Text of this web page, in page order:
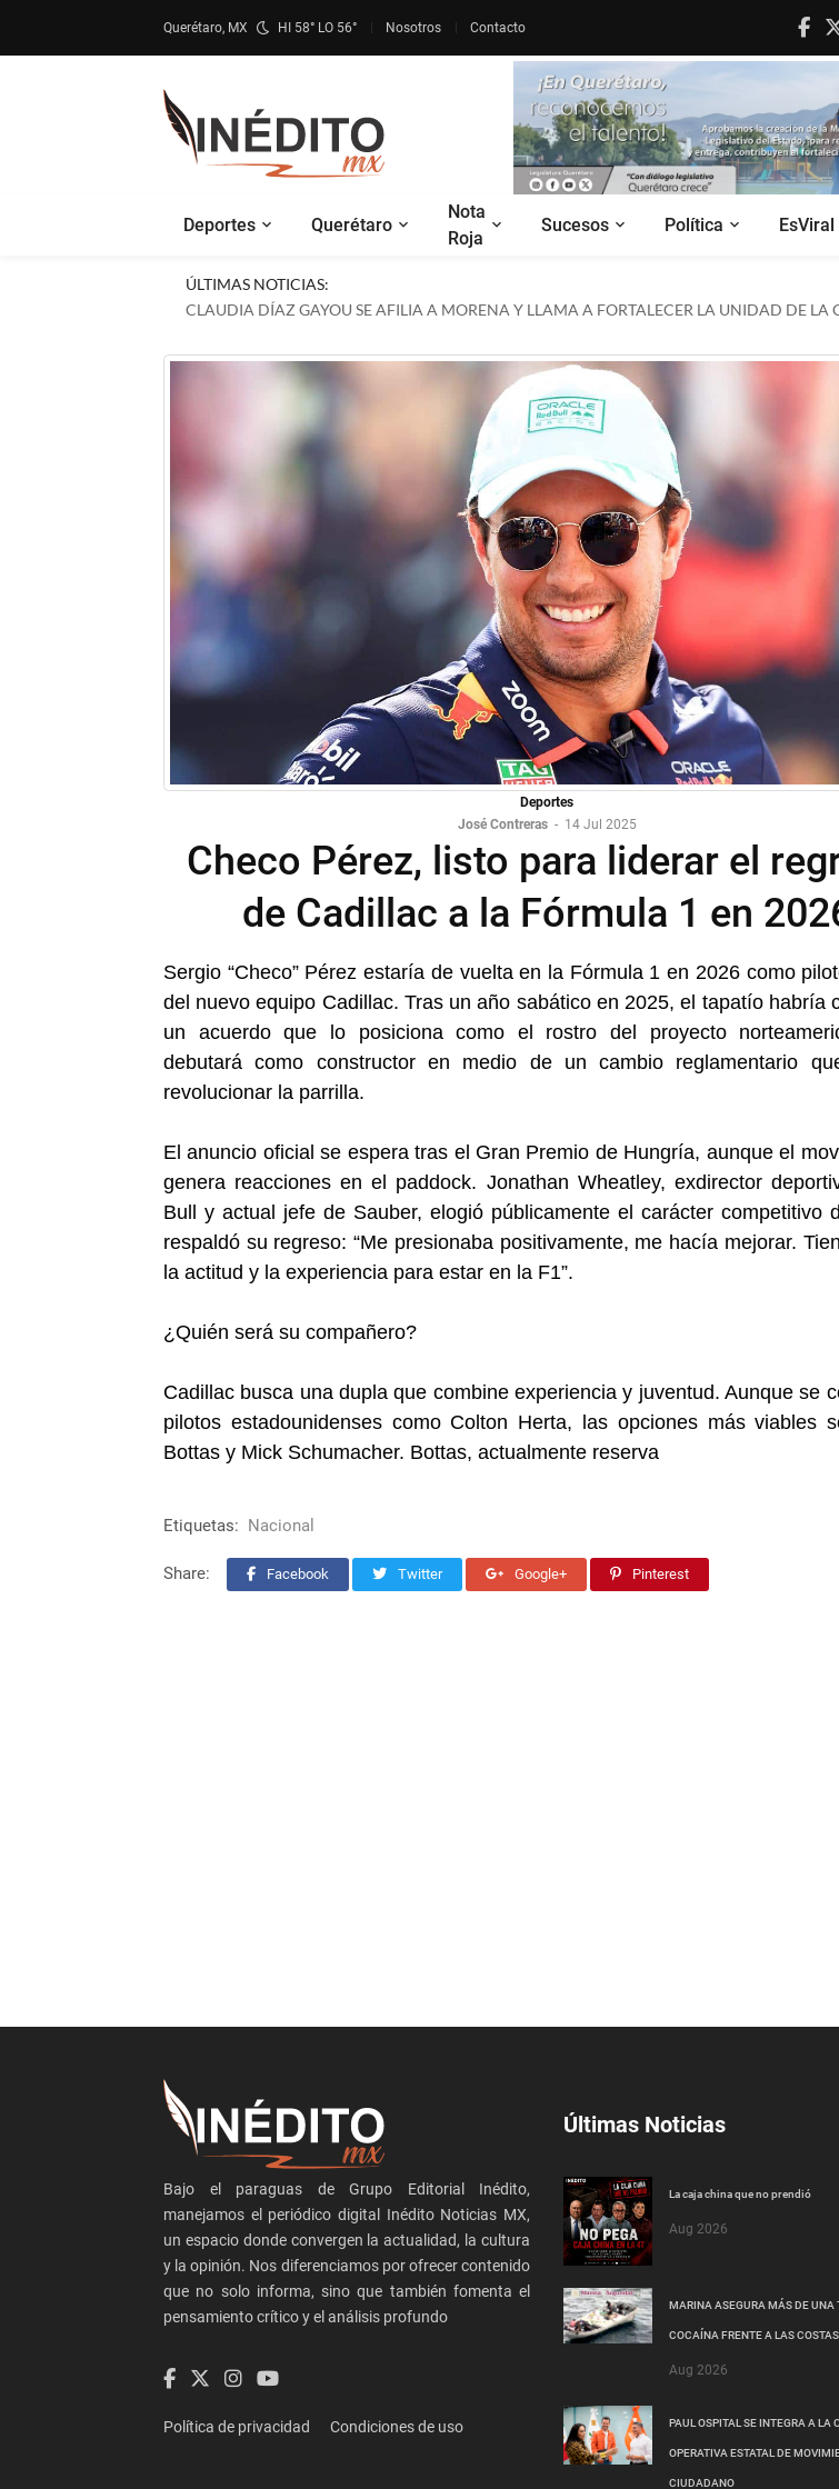
Querétaro, MX HI 58° LO 56° Nosotros Contacto
Deportes Querétaro
Nota
Roja
Sucesos Política EsViral
ÚLTIMAS NOTICIAS:
CLAUDIA DÍAZ GAYOU SE AFILIA A MORENA Y LLAMA A FORTALECER LA UNIDAD DE
Deportes
José Contreras - 14 Jul 2025
Checo Pérez, listo para liderar el
de Cadillac a la Fórmula 1 en
Sergio “Checo” Pérez estaría de vuelta en la Fórmula 1 en 2026 como
del nuevo equipo Cadillac. Tras un año sabático en 2025, el tapatío habría
un acuerdo que lo posiciona como el rostro del proyecto
debutará como constructor en medio de un cambio reglamentario
revolucionar la parrilla.
El anuncio oficial se espera tras el Gran Premio de Hungría, aunque el
genera reacciones en el paddock. Jonathan Wheatley, exdirector
Bull y actual jefe de Sauber, elogió públicamente el carácter competitivo
respaldó su regreso: “Me presionaba positivamente, me hacía mejorar.
la actitud y la experiencia para estar en la F1”.
¿Quién será su compañero?
Cadillac busca una dupla que combine experiencia y juventud. Aunque se
pilotos estadounidenses como Colton Herta, las opciones más viables
Bottas y Mick Schumacher. Bottas, actualmente reserva
Etiquetas: Nacional
Share: Facebook Twitter Google+ Pinterest
Bajo el paraguas de Grupo Editorial Inédito,
manejamos el periódico digital Inédito Noticias MX,
un espacio donde convergen la actualidad, la cultura
y la opinión. Nos diferenciamos por ofrecer contenido
que no solo informa, sino que también fomenta el
pensamiento crítico y el análisis profundo
Política de privacidad Condiciones de uso
Últimas Noticias
La caja china que no prendió
Aug 2026
MARINA ASEGURA MÁS DE UNA
COCAÍNA FRENTE A LAS
Aug 2026
PAUL OSPITAL SE INTEGRA A LA
OPERATIVA ESTATAL DE
CIUDADANO